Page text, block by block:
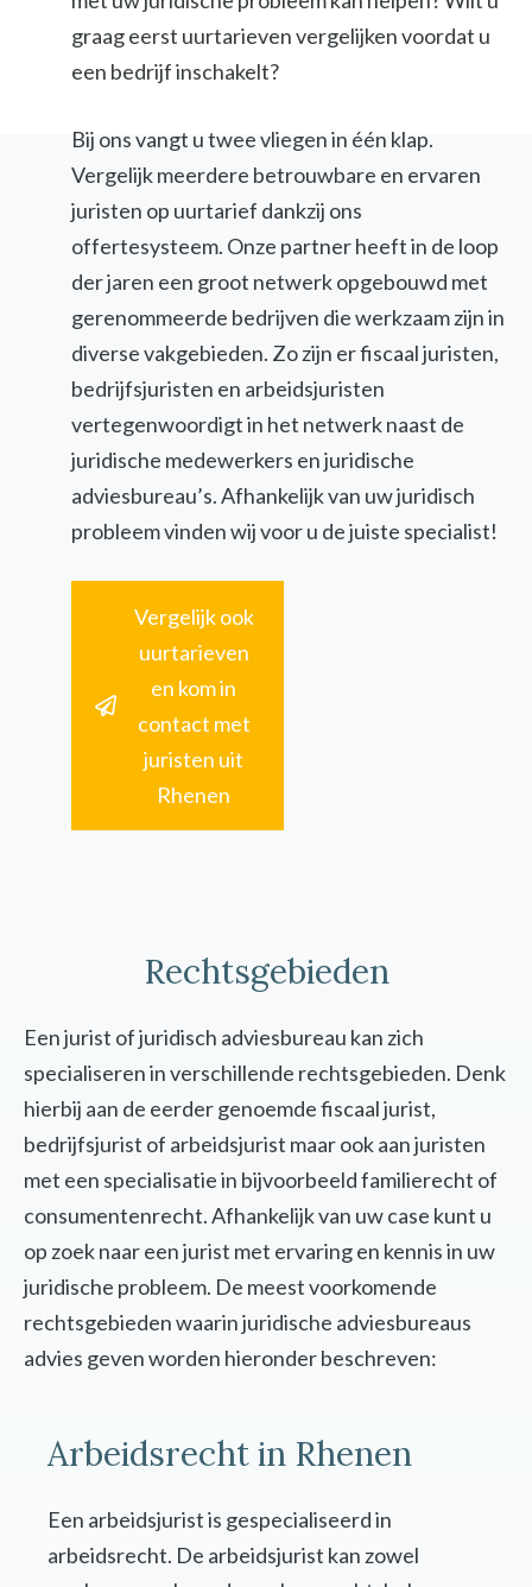
graag eerst uurtarieven vergelijken voordat u
een bedrijf inschakelt?
Bij ons vangt u twee vliegen in één klap.
Vergelijk meerdere betrouwbare en ervaren
juristen op uurtarief dankzij ons
offertesysteem. Onze partner heeft in de loop
der jaren een groot netwerk opgebouwd met
gerenommeerde bedrijven die werkzaam zijn in
diverse vakgebieden. Zo zijn er fiscaal juristen,
bedrijfsjuristen en arbeidsjuristen
vertegenwoordigt in het netwerk naast de
juridische medewerkers en juridische
adviesbureau’s. Afhankelijk van uw juridisch
probleem vinden wij voor u de juiste specialist!
Vergelijk ook
uurtarieven
en kom in
contact met
juristen uit
Rhenen
Rechtsgebieden
Een jurist of juridisch adviesbureau kan zich
specialiseren in verschillende rechtsgebieden. Denk
hierbij aan de eerder genoemde fiscaal jurist,
bedrijfsjurist of arbeidsjurist maar ook aan juristen
met een specialisatie in bijvoorbeeld familierecht of
consumentenrecht. Afhankelijk van uw case kunt u
op zoek naar een jurist met ervaring en kennis in uw
juridische probleem. De meest voorkomende
rechtsgebieden waarin juridische adviesbureaus
advies geven worden hieronder beschreven:
Arbeidsrecht in Rhenen
Een arbeidsjurist is gespecialiseerd in
arbeidsrecht. De arbeidsjurist kan zowel